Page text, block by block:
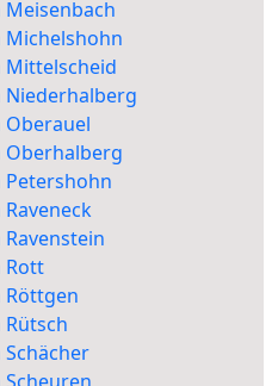
Meisenbach
Michelshohn
Mittelscheid
Niederhalberg
Oberauel
Oberhalberg
Petershohn
Rott
Röttgen